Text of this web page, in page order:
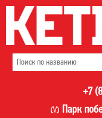
+7
Парк